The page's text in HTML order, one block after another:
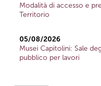
Modalità di accesso e
Territorio
05/08/2026
Musei Capitolini: Sale
pubblico per lavori